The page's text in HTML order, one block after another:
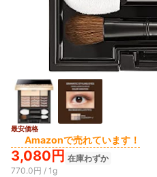
最安価格
Amazonで売れています！
3,080円 在庫わずか
770.0円 / 1g